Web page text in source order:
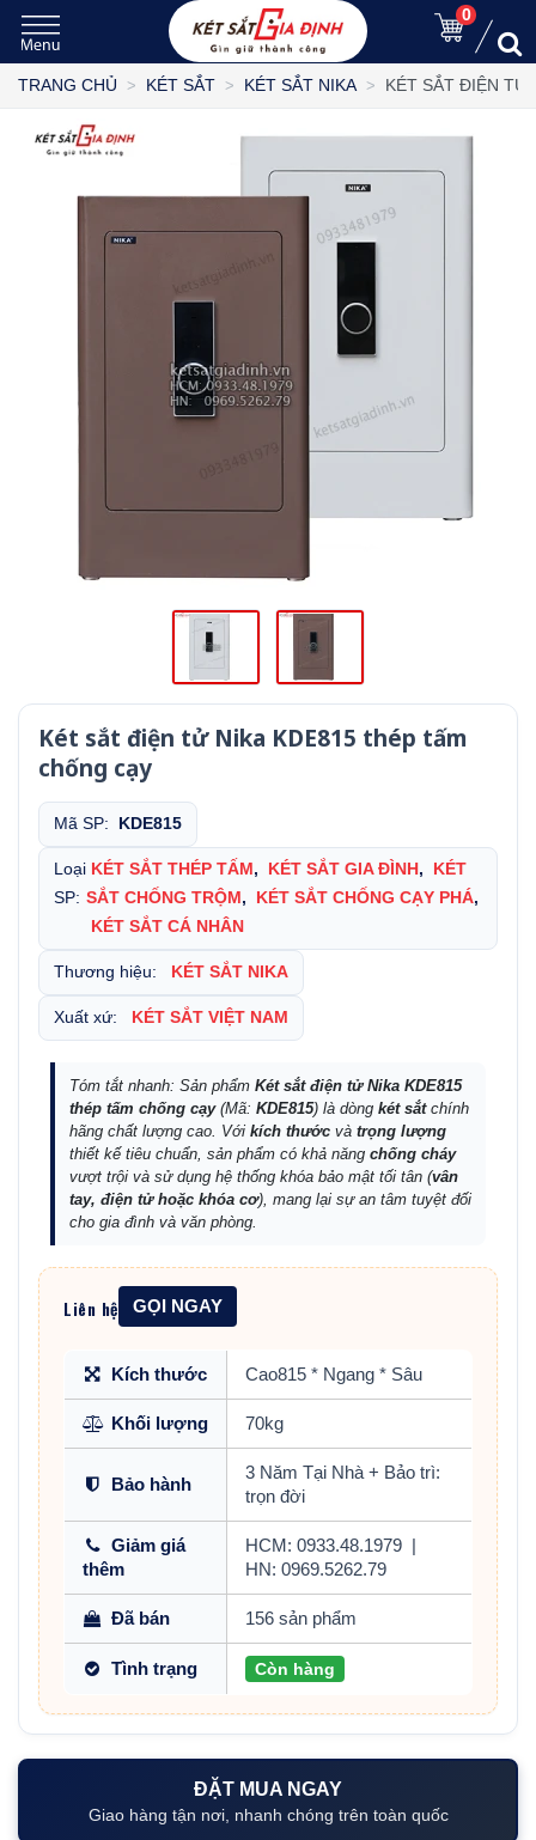
0
TRANG CHỦ KÉT SẮT KÉT SẮT NIKA KÉT SẮT ĐIỆN TỬ
Két sắt điện tử Nika KDE815 thép tấm
chống cạy
Mã SP: KDE815
Loại
SP:
KÉT SẮT THÉP TẤM , KÉT SẮT GIA ĐÌNH ,
KÉT
SẮT CHỐNG TRỘM , KÉT SẮT CHỐNG CẠY PHÁ,
KÉT SẮT CÁ NHÂN
Thương hiệu: KÉT SẮT NIKA
Xuất xứ: KÉT SẮT VIỆT NAM
Tóm tắt nhanh: Sản phẩm Két sắt điện tử Nika KDE815
thép tấm chống cạy(Mã: KDE815) là dòng két sắtchính
hãng chất lượng cao. Với kích thước và trọng lượng
thiết kế tiêu chuẩn, sản phẩm có khả năng chống cháy
vượt trội và sử dụng hệ thống khóa bảo mật tối tân (vân
tay, điện tử hoặc khóa cơ), mang lại sự an tâm tuyệt đối
cho gia đình và văn phòng.
Liên hệ GỌI NGAY
Kích thước Cao815 * Ngang * Sâu
Khối lượng 70kg
Bảo hành
3 Năm Tại Nhà + Bảo trì:
trọn đời
Giảm giá
thêm
HCM: 0933.48.1979
HN: 0969.5262.79
Đã bán 156 sản phẩm
Tình trạng Còn hàng
ĐẶT MUA NGAY
Giao hàng tận nơi, nhanh chóng trên toàn quốc